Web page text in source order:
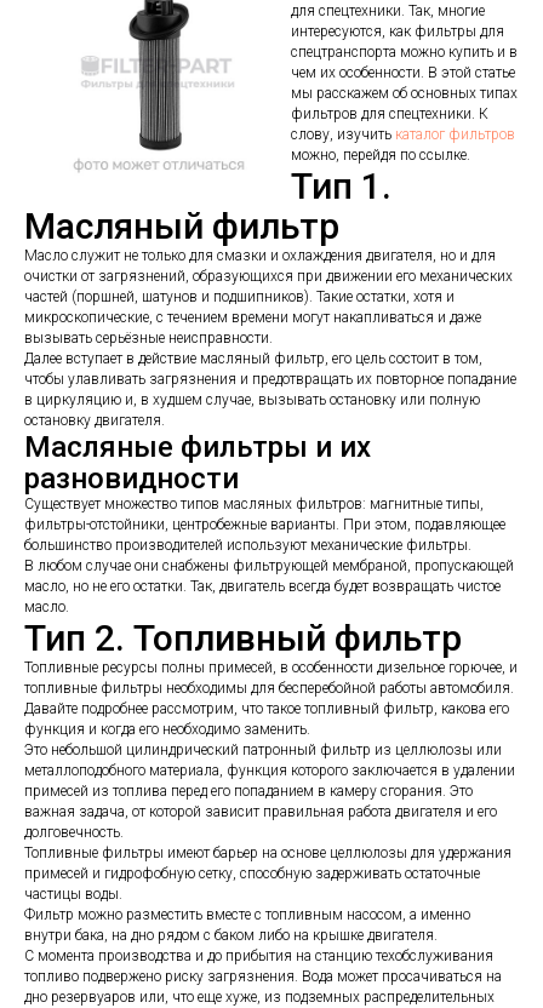
для спецтехники. Так, многие
интересуются, как фильтры для
спецтранспорта можно купить и в
чем их особенности. В этой статье
мы расскажем об основных типах
фильтров для спецтехники. К
слову, изучить каталог фильтров
можно, перейдя по ссылке.
Тип 1.
Масляный фильтр
Масло служит не только для смазки и охлаждения двигателя, но и для
очистки от загрязнений, образующихся при движении его механических
частей (поршней, шатунов и подшипников). Такие остатки, хотя и
микроскопические, с течением времени могут накапливаться и даже
вызывать серьёзные неисправности.
Далее вступает в действие масляный фильтр, его цель состоит в том,
чтобы улавливать загрязнения и предотвращать их повторное попадание
в циркуляцию и, в худшем случае, вызывать остановку или полную
остановку двигателя.
Масляные фильтры и их
разновидности
Существует множество типов масляных фильтров: магнитные типы,
фильтры-отстойники, центробежные варианты. При этом, подавляющее
большинство производителей используют механические фильтры.
В любом случае они снабжены фильтрующей мембраной, пропускающей
масло, но не его остатки. Так, двигатель всегда будет возвращать чистое
масло.
Тип 2. Топливный фильтр
Топливные ресурсы полны примесей, в особенности дизельное горючее, и
топливные фильтры необходимы для бесперебойной работы автомобиля.
Давайте подробнее рассмотрим, что такое топливный фильтр, какова его
функция и когда его необходимо заменить.
Это небольшой цилиндрический патронный фильтр из целлюлозы или
металлоподобного материала, функция которого заключается в удалении
примесей из топлива перед его попаданием в камеру сгорания. Это
важная задача, от которой зависит правильная работа двигателя и его
долговечность.
Топливные фильтры имеют барьер на основе целлюлозы для удержания
примесей и гидрофобную сетку, способную задерживать остаточные
частицы воды.
Фильтр можно разместить вместе с топливным насосом, а именно
внутри бака, на дно рядом с баком либо на крышке двигателя.
С момента производства и до прибытия на станцию техобслуживания
топливо подвержено риску загрязнения. Вода может просачиваться на
дно резервуаров или, что еще хуже, из подземных распределительных